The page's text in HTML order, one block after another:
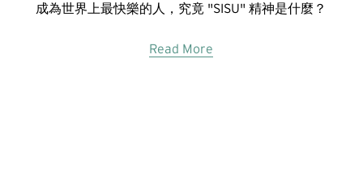
成為世界上最快樂的人，究竟 "SISU" 精神是什麼？
Read More